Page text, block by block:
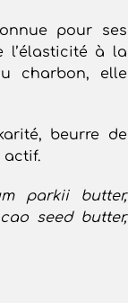
pour ses
l’élasticité à la
charbon, elle
beurre de
actif.
parkii butter,
seed butter,